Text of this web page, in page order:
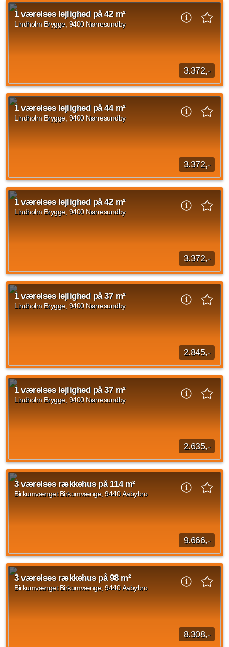
størrelse på 69 kvadratmeter. Huslejen er på 5.919 kr og
forbrug er sat til 837 kr. Lejligheden...
Kilde: Sundby-Hvorup Boligselskab
1 værelses lejlighed på 42 m²
Lindholm Brygge, 9400 Nørresundby
3.372,-
Velkommen til studieboligerne på PFA Kollegiet. PFA kollegiet
tilbyder attraktive studieboliger, som tilbyder et fællesskab til
de studerende. Kollegiet...
Kilde: Lejebolig Mægleren
1 værelses lejlighed på 44 m²
Lindholm Brygge, 9400 Nørresundby
3.372,-
Velkommen til studieboligerne på PFA Kollegiet. PFA kollegiet
tilbyder attraktive studeboliger, som tilbyder et fællesskab til
de studerende. Kollegiet...
Kilde: Lejebolig Mægleren
1 værelses lejlighed på 42 m²
Lindholm Brygge, 9400 Nørresundby
3.372,-
Velkommen til studieboligerne på PFA Kollegiet. PFA kollegiet
tilbyder attraktive studieboliger, som tilbyder et fællesskab til
de studerende. Kollegiet...
Kilde: Lejebolig Mægleren
1 værelses lejlighed på 37 m²
Lindholm Brygge, 9400 Nørresundby
2.845,-
Velkommen til studieboligerne på PFA Kollegiet. PFA kollegiet
tilbyder attraktive studeboliger, som tilbyder et fællesskab til
de studerende. Kollegiet...
Kilde: Lejebolig Mægleren
1 værelses lejlighed på 37 m²
Lindholm Brygge, 9400 Nørresundby
2.635,-
Velkommen til studieboligerne på PFA Kollegiet. PFA kollegiet
tilbyder attraktive studeboliger, som tilbyder et fællesskab til
de studerende. Kollegiet...
Kilde: Lejebolig Mægleren
3 værelses rækkehus på 114 m²
Birkumvænget Birkumvænge, 9440 Aabybro
9.666,-
3 værelses rækkehus beliggende Birkumvænget
Birkumvænge, Aabybro med et areal på 114 m2. Husleje
udgør 9.666 kroner. Der er husdyr tilladt i rækkehuset.
3 værelses rækkehus på 98 m²
Birkumvænget Birkumvænge, 9440 Aabybro
8.308,-